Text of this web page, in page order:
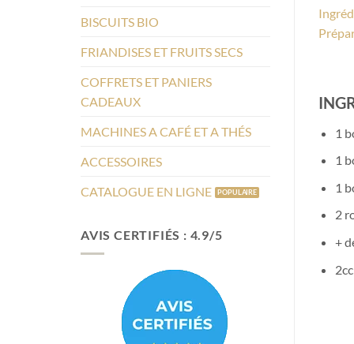
BISCUITS BIO
FRIANDISES ET FRUITS SECS
COFFRETS ET PANIERS
CADEAUX
MACHINES A CAFÉ ET A THÉS
ACCESSOIRES
CATALOGUE EN LIGNE
AVIS CERTIFIÉS : 4.9/5
1
1
1
2
+